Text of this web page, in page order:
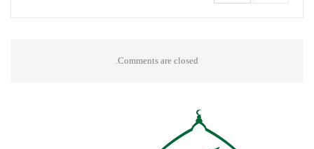
Comments are closed.